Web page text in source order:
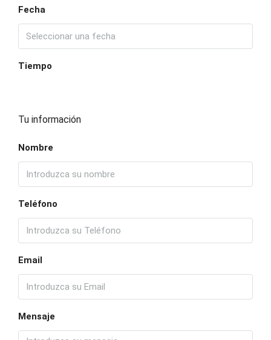
Fecha
Tiempo
Tu información
Nombre
Teléfono
Email
Mensaje